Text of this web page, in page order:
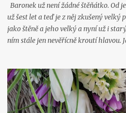
Baronek už není žádné štěňátko. Od
už šest let a teď je z něj zkušený velký
jako štěně a jeho velký a nyní už i
ním stále jen nevěřícně kroutí hlavou.